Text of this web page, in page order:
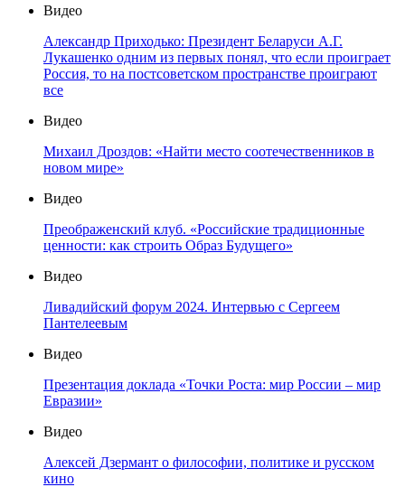
Видео
Александр Приходько: Президент Беларуси А.Г.
Лукашенко одним из первых понял, что если проиграет
Россия, то на постсоветском пространстве проиграют
все
Видео
Михаил Дроздов: «Найти место соотечественников в
новом мире»
Видео
Преображенский клуб. «Российские традиционные
ценности: как строить Образ Будущего»
Видео
Ливадийский форум 2024. Интервью с Сергеем
Пантелеевым
Видео
Презентация доклада «Точки Роста: мир России – мир
Евразии»
Видео
Алексей Дзермант о философии, политике и русском
кино